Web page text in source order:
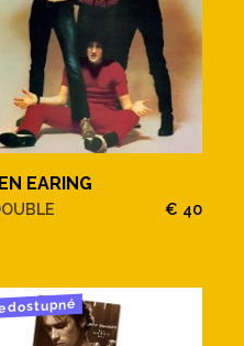
EARING
€ 40